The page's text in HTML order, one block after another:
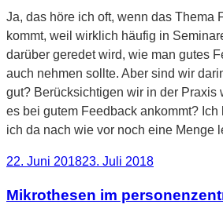
Ja, das höre ich oft, wenn das Thema
kommt, weil wirklich häufig in
darüber geredet wird, wie man gutes
auch nehmen sollte. Aber sind wir
gut? Berücksichtigen wir in der Praxis
es bei gutem Feedback ankommt? Ich
ich da nach wie vor noch eine Menge
Veröffentlicht
22. Juni 201823. Juli 2018
Mikrothesen im